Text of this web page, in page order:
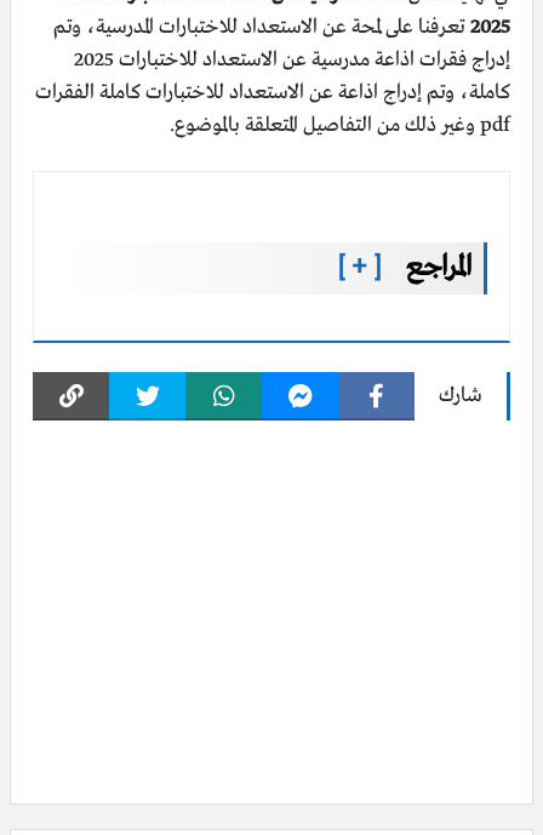
2025تعرفنا على لمحة عن الاستعداد للاختبارات المدرسية، وتم
إدراج فقرات اذاعة مدرسية عن الاستعداد للاختبارات 2025
كاملة، وتم إدراج اذاعة عن الاستعداد للاختبارات كاملة الفقرات
pdf وغير ذلك من التفاصيل المتعلقة بالموضوع.
المراجع [ + ]
شارك